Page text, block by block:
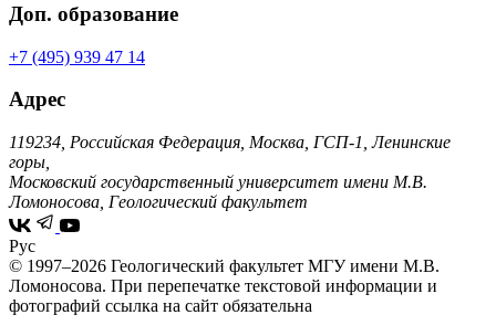
Доп. образование
+7 (495) 939 47 14
Адрес
119234, Российская Федерация, Москва, ГСП-1, Ленинские
горы,
Московский государственный университет имени М.В.
Ломоносова, Геологический факультет
Рус
© 1997–2026 Геологический факультет МГУ имени М.В.
Ломоносова. При перепечатке текстовой информации и
фотографий ссылка на сайт обязательна